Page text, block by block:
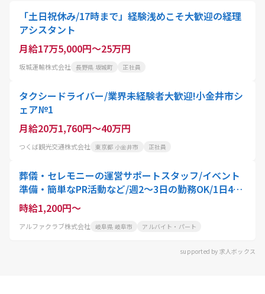
「土日祝休み/17時まで」経験浅めこそ大歓迎の経理
アシスタント
月給17万5,000円～25万円
坂城運輸株式会社 長野県 坂城町 正社員
タクシードライバー/業界未経験者大歓迎!小金井市シ
ェア№1
月給20万1,760円～40万円
つくば観光交通株式会社 東京都 小金井市 正社員
葬儀・セレモニーの運営サポートスタッフ/イベント
準備・簡単なPR活動など/週2～3日の勤務OK/1日4h
程度の短時間
時給1,200円～
アルファクラブ株式会社 岐阜県 岐阜市 アルバイト・パート
supported by 求人ボックス